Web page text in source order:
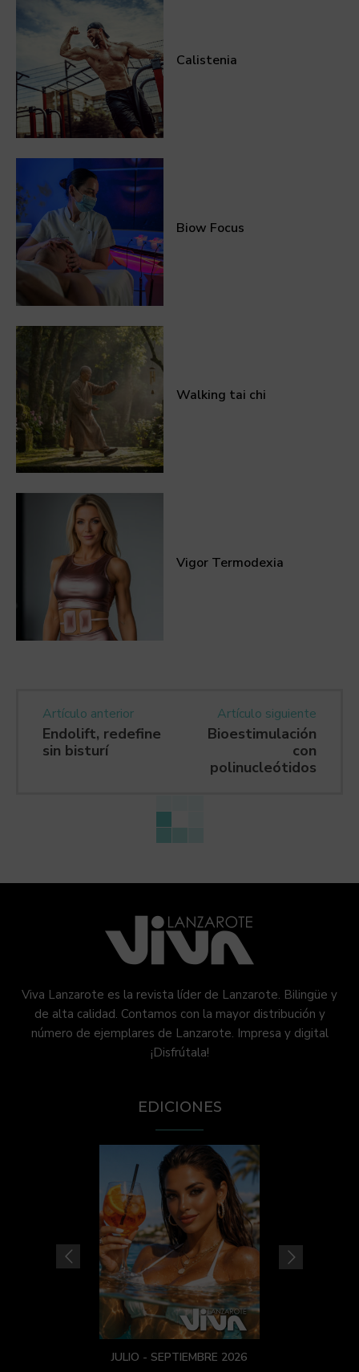
Calistenia
Biow Focus
Walking tai chi
Vigor Termodexia
Artículo anterior
Endolift, redefine
sin bisturí
Artículo siguiente
Bioestimulación
con
polinucleótidos
Viva Lanzarote es la revista líder de Lanzarote. Bilingüe y
de alta calidad. Contamos con la mayor distribución y
número de ejemplares de Lanzarote. Impresa y digital
¡Disfrútala!
EDICIONES
JULIO - SEPTIEMBRE 2026